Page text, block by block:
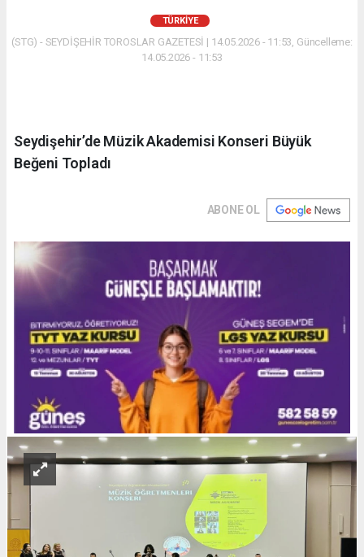
TÜRKIYE
(STG) - SEYDİŞEHİR TOROSLAR GAZETESİ | 14.05.2026 - 11:53, Güncelleme:
14.05.2026 - 11:53
Seydişehir’de Müzik Akademisi Konseri Büyük
Beğeni Topladı
ABONE OL